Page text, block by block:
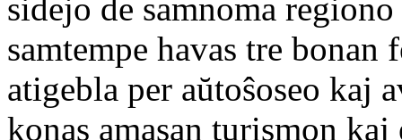
sidejo de samnoma
samtempe havas tre
atigebla per aŭtoŝoseo kaj
konas amasan turismon